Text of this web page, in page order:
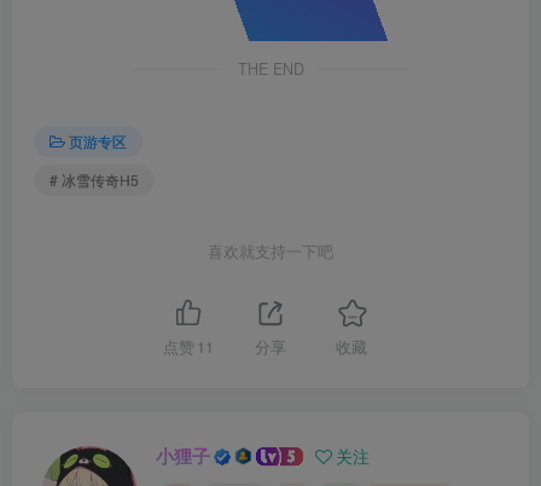
THE END
页游专区
# 冰雪传奇H5
喜欢就支持一下吧
点赞 11 分享 收藏
小狸子 关注